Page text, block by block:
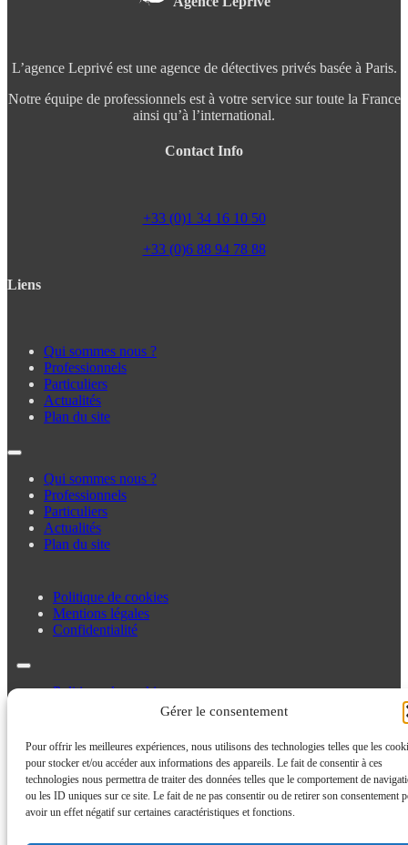
Gérer le consentement
Pour offrir les meilleures expériences, nous utilisons des technologies telles que les
pour stocker et/ou accéder aux informations des appareils. Le fait de consentir à ces
technologies nous permettra de traiter des données telles que le comportement de
ou les ID uniques sur ce site. Le fait de ne pas consentir ou de retirer son consentement
avoir un effet négatif sur certaines caractéristiques et fonctions.
L’agence Leprivé est une agence de détectives privés basée à Paris.
Notre équipe de professionnels est à votre service sur toute la France
ainsi qu’à l’international.
Contact Info
+33 (0)1 34 16 10 50
+33 (0)6 88 94 78 88
Liens
Qui sommes nous ?
Professionnels
Particuliers
Actualités
Plan du site
Qui sommes nous ?
Professionnels
Particuliers
Actualités
Plan du site
Politique de cookies
Mentions légales
Confidentialité
Politique de cookies